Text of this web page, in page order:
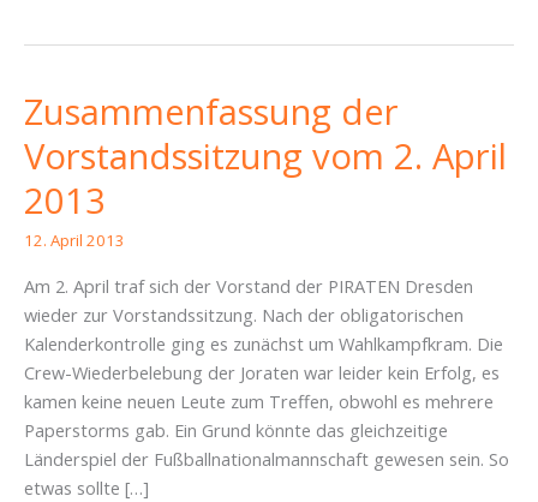
Zusammenfassung der
Vorstandssitzung vom 2. April
2013
12. April 2013
Am 2. April traf sich der Vorstand der PIRATEN Dresden
wieder zur Vorstandssitzung. Nach der obligatorischen
Kalenderkontrolle ging es zunächst um Wahlkampfkram. Die
Crew-Wiederbelebung der Joraten war leider kein Erfolg, es
kamen keine neuen Leute zum Treffen, obwohl es mehrere
Paperstorms gab. Ein Grund könnte das gleichzeitige
Länderspiel der Fußballnationalmannschaft gewesen sein. So
etwas sollte […]